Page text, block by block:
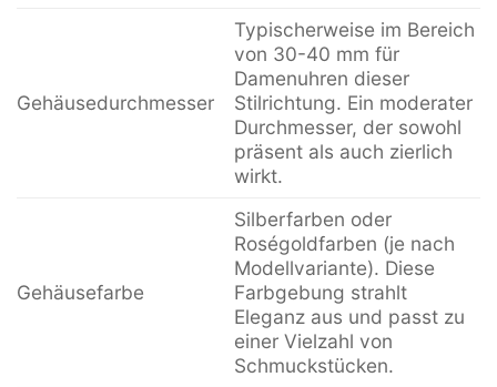
Gehäusedurchmesser
Typischerweise im Bereich
von 30-40 mm für
Damenuhren dieser
Stilrichtung. Ein moderater
Durchmesser, der sowohl
präsent als auch zierlich
wirkt.
Gehäusefarbe
Silberfarben oder
Roségoldfarben (je nach
Modellvariante). Diese
Farbgebung strahlt
Eleganz aus und passt zu
einer Vielzahl von
Schmuckstücken.